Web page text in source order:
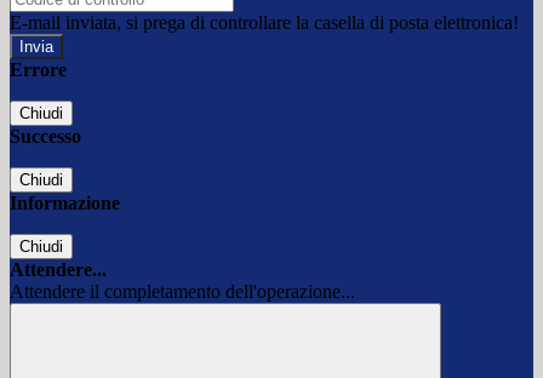
E-mail inviata, si prega di controllare la casella di posta elettronica!
Errore
Chiudi
Successo
Chiudi
Informazione
Chiudi
Attendere...
Attendere il completamento dell'operazione...